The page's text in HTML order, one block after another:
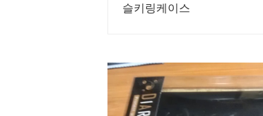
슬키링케이스